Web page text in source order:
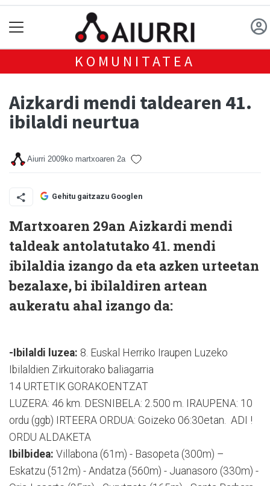
KOMUNITATEA
Aizkardi mendi taldearen 41.
ibilaldi neurtua
Aiurri 2009ko martxoaren 2a
Gehitu gaitzazu Googlen
Martxoaren 29an Aizkardi mendi
taldeak antolatutako 41. mendi
ibilaldia izango da eta azken urteetan
bezalaxe, bi ibilaldiren artean
aukeratu ahal izango da:
-Ibilaldi luzea: 8. Euskal Herriko Iraupen Luzeko
Ibilaldien Zirkuitorako baliagarria
14 URTETIK GORAKOENTZAT
LUZERA: 46 km. DESNIBELA: 2.500 m. IRAUPENA: 10
ordu (ggb) IRTEERA ORDUA: Goizeko 06:30etan. ADI !
ORDU ALDAKETA
Ibilbidea: Villabona (61m) - Basopeta (300m) –
Eskatzu (512m) - Andatza (560m) - Juanasoro (330m) -